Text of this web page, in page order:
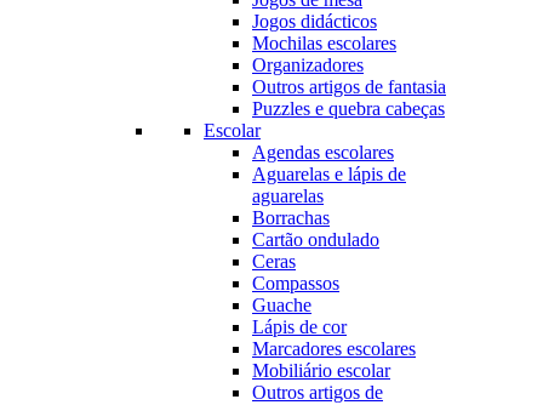
Jogos didácticos
Mochilas escolares
Organizadores
Outros artigos de fantasia
Puzzles e quebra cabeças
Escolar
Agendas escolares
Aguarelas e lápis de
aguarelas
Borrachas
Cartão ondulado
Ceras
Compassos
Guache
Lápis de cor
Marcadores escolares
Mobiliário escolar
Outros artigos de